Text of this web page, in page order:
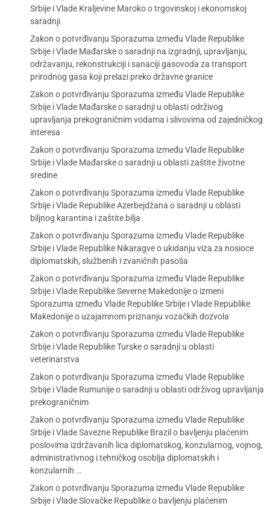
Srbije i Vlade Kraljevine Maroko o trgovinskoj i ekonomskoj
saradnji
Zakon o potvrđivanju Sporazuma između Vlade Republike
Srbije i Vlade Mađarske o saradnji na izgradnji, upravljanju,
održavanju, rekonstrukciji i sanaciji gasovoda za transport
prirodnog gasa koji prelazi preko državne granice
Zakon o potvrđivanju Sporazuma između Vlade Republike
Srbije i Vlade Mađarske o saradnji u oblasti održivog
upravljanja prekograničnim vodama i slivovima od zajedničkog
interesa
Zakon o potvrđivanju Sporazuma između Vlade Republike
Srbije i Vlade Mađarske o saradnji u oblasti zaštite životne
sredine
Zakon o potvrđivanju Sporazuma između Vlade Republike
Srbije i Vlade Republike Azerbejdžana o saradnji u oblasti
biljnog karantina i zaštite bilja
Zakon o potvrđivanju Sporazuma između Vlade Republike
Srbije i Vlade Republike Nikaragve o ukidanju viza za nosioce
diplomatskih, službenih i zvaničnih pasoša
Zakon o potvrđivanju Sporazuma između Vlade Republike
Srbije i Vlade Republike Severne Makedonije o izmeni
Sporazuma između Vlade Republike Srbije i Vlade Republike
Makedonije o uzajamnom priznanju vozačkih dozvola
Zakon o potvrđivanju Sporazuma između Vlade Republike
Srbije i Vlade Republike Turske o saradnji u oblasti
veterinarstva
Zakon o potvrđivanju Sporazuma između Vlade Republike
Srbije i Vlade Rumunije o saradnji u oblasti održivog upravljanja
prekograničnim
Zakon o potvrđivanju Sporazuma između Vlade Republike
Srbije i Vlade Savezne Republike Brazil o bavljenju plaćenim
poslovima izdržavanih lica diplomatskog, konzularnog, vojnog,
administrativnog i tehničkog osoblja diplomatskih i
konzularnih …
Zakon o potvrđivanju Sporazuma između Vlade Republike
Srbije i Vlade Slovačke Republike o bavljenju plaćenim